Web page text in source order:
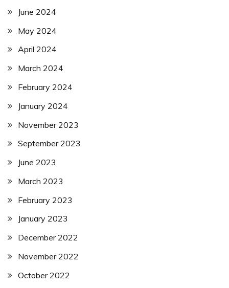
June 2024
May 2024
April 2024
March 2024
February 2024
January 2024
November 2023
September 2023
June 2023
March 2023
February 2023
January 2023
December 2022
November 2022
October 2022